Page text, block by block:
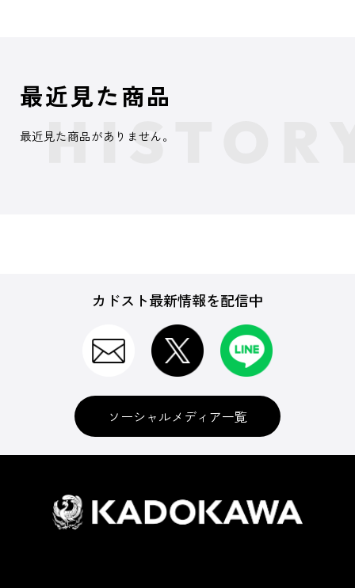
最近見た商品
最近見た商品がありません。
カドスト最新情報を配信中
ソーシャルメディア一覧